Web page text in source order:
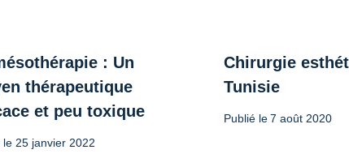
: Un
thérapeutique
et peu toxique
le 25 janvier 2022
Chirurgie
Tunisie
Publié le 7 août 2020